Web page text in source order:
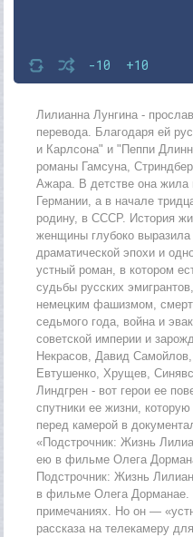
-10 +10
Лилианна Лунгина -
перевода. Благодаря ей
и Карлсона" и "Пеппи
романы Гамсуна,
Ажара. В детстве она жила
Германии, а в начале
родину, в СССР. История
женщины глубоко
драматической эпохи и
устный роман, в котором
судьбы русских
немецким фашизмом,
седьмого года, война и
советской империи и
Некрасов, Давид
Евтушенко, Хрущев,
Линдгрен - вот герои ее
спутники ее жизни,
перед камерой в
«Подстрочник: Жизнь
ею в фильме Олега
Подстрочник: Жизнь
в фильме Олега Дорманае.
примечаниях. Но он —
рассказа на телекамеру